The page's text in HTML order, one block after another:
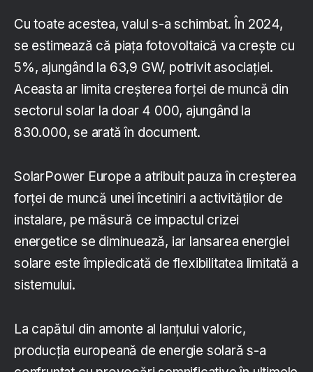
Cu toate acestea, valul s-a schimbat. În 2024,
se estimează că piața fotovoltaică va crește cu
5%, ajungând la 63,9 GW, potrivit asociației.
Aceasta ar limita creșterea forței de muncă din
sectorul solar la doar 4 000, ajungând la
830.000, se arată în document.
SolarPower Europe a atribuit pauza în creșterea
forței de muncă unei încetiniri a activităților de
instalare, pe măsură ce impactul crizei
energetice se diminuează, iar lansarea energiei
solare este împiedicată de flexibilitatea limitată a
sistemului.
La capătul din amonte al lanțului valoric,
producția europeană de energie solară s-a